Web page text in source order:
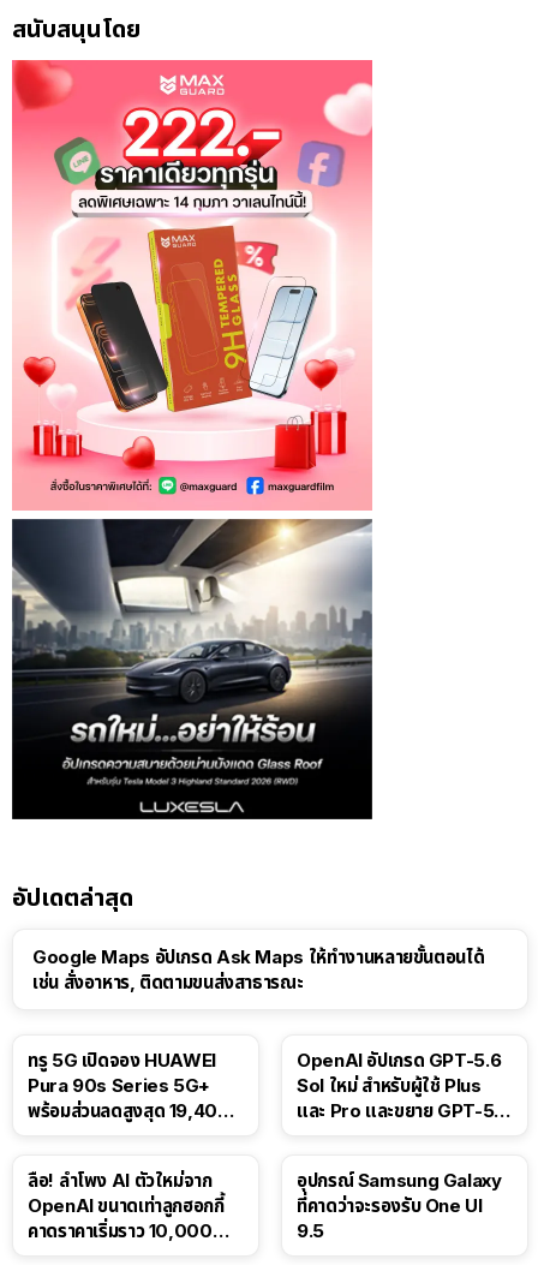
สนับสนุนโดย
อัปเดตล่าสุด
Google Maps อัปเกรด Ask Maps ให้ทำงานหลายขั้นตอนได้
เช่น สั่งอาหาร, ติดตามขนส่งสาธารณะ
ทรู 5G เปิดจอง HUAWEI
Pura 90s Series 5G+
พร้อมส่วนลดสูงสุด 19,400
OpenAI อัปเกรด GPT-5.6
Sol ใหม่ สำหรับผู้ใช้ Plus
และ Pro และขยาย GPT-5.6
ลือ! ลำโพง AI ตัวใหม่จาก
OpenAI ขนาดเท่าลูกฮอกกี้
คาดราคาเริ่มราว 10,000
อุปกรณ์ Samsung Galaxy
ที่คาดว่าจะรองรับ One UI
9.5